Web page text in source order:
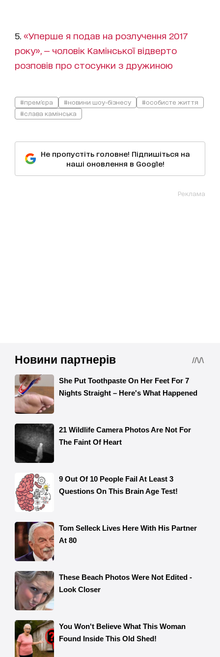
5. «Уперше я подав на розлучення 2017
року», — чоловік Камінської відверто
розповів про стосунки з дружиною
#прем'єра #новини шоу-бізнесу
#особисте життя
#слава камінська
Не пропустіть головне! Підпишіться на
наші оновлення в Google!
Реклама